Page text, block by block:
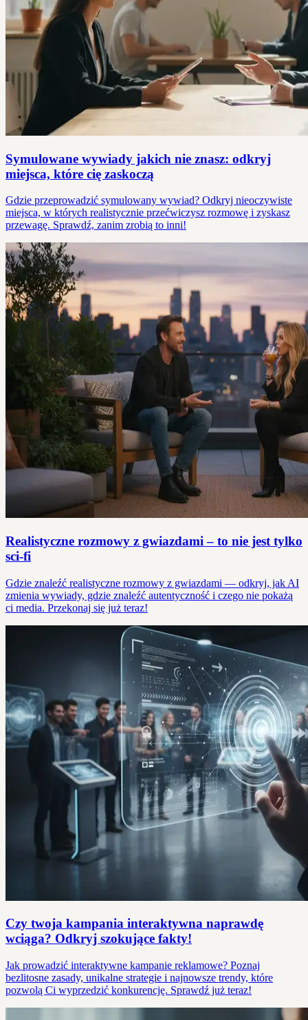
Symulowane wywiady jakich nie znasz: odkryj
miejsca, które cię zaskoczą
Gdzie przeprowadzić symulowany wywiad? Odkryj nieoczywiste
miejsca, w których realistycznie przećwiczysz rozmowę i zyskasz
przewagę. Sprawdź, zanim zrobią to inni!
Realistyczne rozmowy z gwiazdami – to nie jest tylko
sci-fi
Gdzie znaleźć realistyczne rozmowy z gwiazdami — odkryj, jak AI
zmienia wywiady, gdzie znaleźć autentyczność i czego nie pokażą
ci media. Przekonaj się już teraz!
Czy twoja kampania interaktywna naprawdę
wciąga? Odkryj szokujące fakty!
Jak prowadzić interaktywne kampanie reklamowe? Poznaj
bezlitosne zasady, unikalne strategie i najnowsze trendy, które
pozwolą Ci wyprzedzić konkurencję. Sprawdź już teraz!